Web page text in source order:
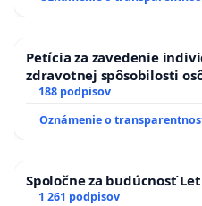
kanálov na Slovensku
Petícia za zavedenie
zdravotnej spôsobilosti
pri prijímaní do
188 podpisov
Oznámenie o
Spoločne za budúcnosť
1 261 podpisov